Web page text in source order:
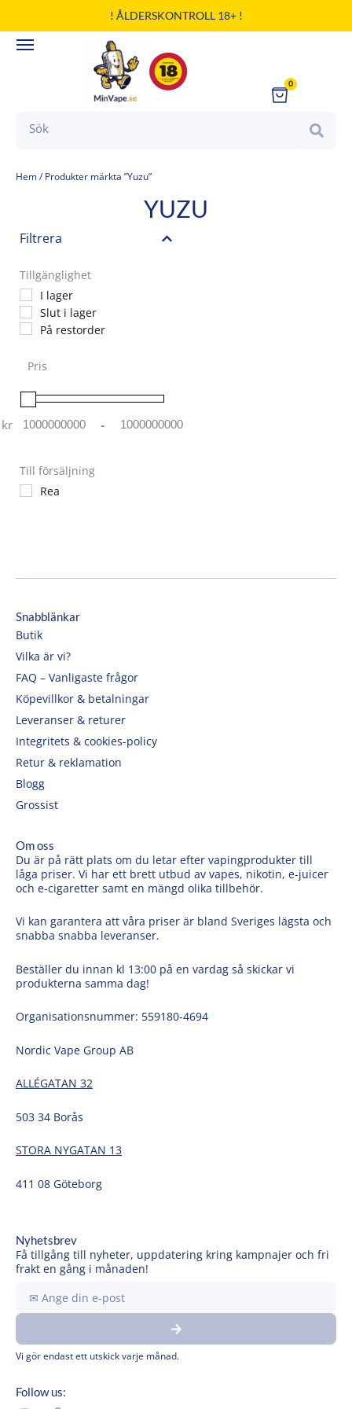
till
innehåll
! ÅLDERSKONTROLL 18+ !
0
Cart
Hem/ Produkter märkta ”Yuzu”
YUZU
Filtrera
Tillgänglighet
I lager
Slut i lager
På restorder
Pris
kr Minimum Price
-
Maximum Price
Till försäljning
Rea
Snabblänkar
Butik
Vilka är vi?
FAQ – Vanligaste frågor
Köpevillkor & betalningar
Leveranser & returer
Integritets & cookies-policy
Retur & reklamation
Blogg
Grossist
Om oss
Du är på rätt plats om du letar efter vapingprodukter till
låga priser. Vi har ett brett utbud av vapes, nikotin, e-juicer
och e-cigaretter samt en mängd olika tillbehör.
Vi kan garantera att våra priser är bland Sveriges lägsta och
snabba snabba leveranser.
Beställer du innan kl 13:00 på en vardag så skickar vi
produkterna samma dag!
Organisationsnummer: 559180-4694
Nordic Vape Group AB
ALLÉGATAN 32
503 34 Borås
STORA NYGATAN 13
411 08 Göteborg
Nyhetsbrev
Få tillgång till nyheter, uppdatering kring kampnajer och fri
frakt en gång i månaden!
din
e-
Submit
Vi gör endast ett utskick varje månad.
Follow us: